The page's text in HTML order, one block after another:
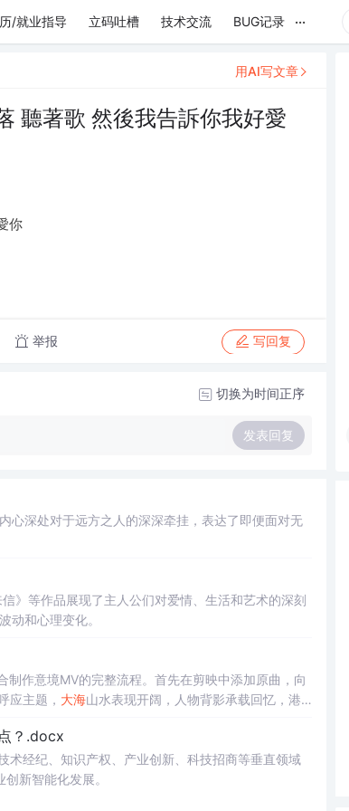
/就业指导 立码吐槽 技术交流 BUG记录 ...
聽著歌 然後我告訴你我好愛
你
举报 写回复
用AI写文章
切换为时间正序
发表回复
心深处对于远方之人的深深牵挂，表达了即便面对无
》等作品展现了主人公们对爱情、生活和艺术的深刻
动和心理变化。
作意境MV的完整流程。首先在剪映中添加原曲，向
应主题， 大海山水表现开阔，人物背影承载回忆，港
体样式与动画，在视频间隙添加转场并“应用全部
？.docx
经纪、知识产权、产业创新、科技招商等垂直领域
新智能化发展。